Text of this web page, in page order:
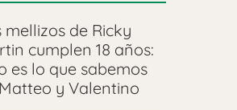
mellizos de Ricky
cumplen 18 años:
es lo que sabemos
y Valentino